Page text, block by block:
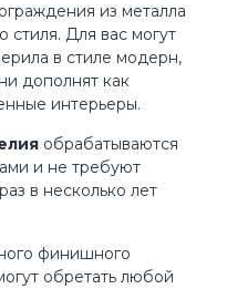
из металла
стиля. Для вас могут
в стиле модерн,
дополнят как
интерьеры.
обрабатываются
и не требуют
в несколько лет
финишного
обретать любой